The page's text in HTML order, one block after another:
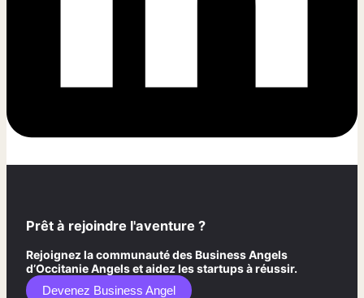
Prêt à rejoindre l'aventure ?
Rejoignez la communauté des Business Angels
d’Occitanie Angels et aidez les startups à réussir.
Devenez Business Angel